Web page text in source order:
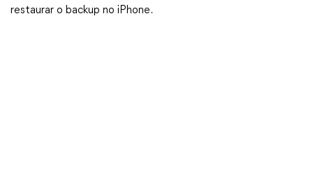
restaurar o backup no iPhone.